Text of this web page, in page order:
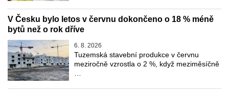
V Česku bylo letos v červnu dokončeno o 18 % méně
bytů než o rok dříve
6. 8. 2026
Tuzemská stavební produkce v červnu
meziročně vzrostla o 2 %, když meziměsíčně
…